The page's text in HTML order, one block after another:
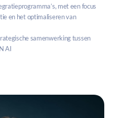
met een focus
en het optimaliseren van
samenwerking tussen
AI